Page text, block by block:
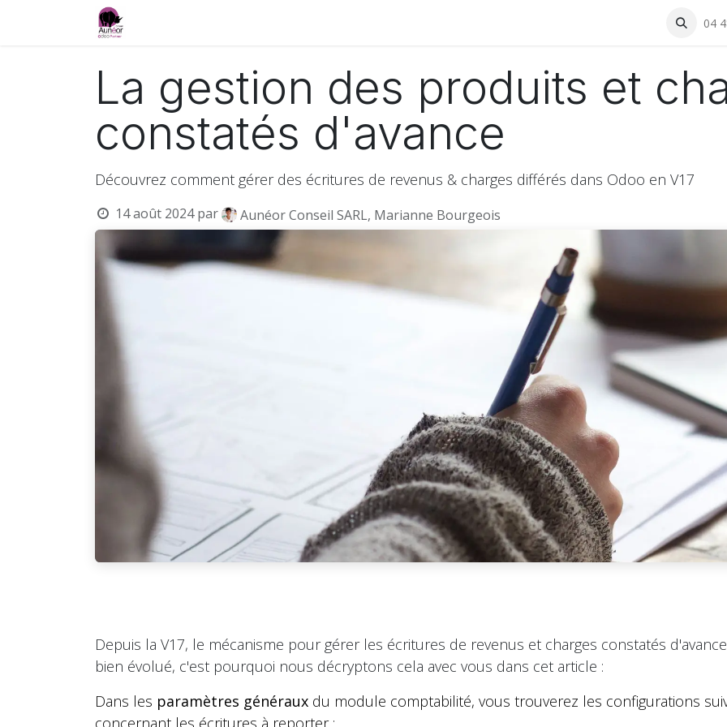
Boutique 04
La gestion des produits et
constatés d'avance
Découvrez comment gérer des écritures de revenus & charges différés dans Odoo en V17
14 août 2024 par Aunéor Conseil SARL, Marianne Bourgeois
Depuis la V17, le mécanisme pour gérer les écritures de revenus et charges constatés
bien évolué, c'est pourquoi nous décryptons cela avec vous dans cet article :
Dans les paramètres généraux du module comptabilité, vous trouverez les configurations
concernant les écritures à reporter :